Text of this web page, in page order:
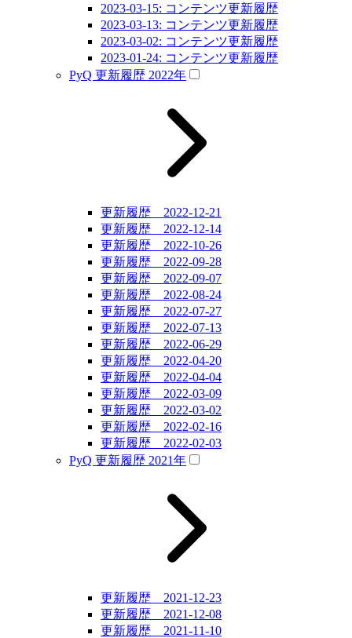
2023-03-15: コンテンツ更新履歴
2023-03-13: コンテンツ更新履歴
2023-03-02: コンテンツ更新履歴
2023-01-24: コンテンツ更新履歴
PyQ 更新履歴 2022年
更新履歴 2022-12-21
更新履歴 2022-12-14
更新履歴 2022-10-26
更新履歴 2022-09-28
更新履歴 2022-09-07
更新履歴 2022-08-24
更新履歴 2022-07-27
更新履歴 2022-07-13
更新履歴 2022-06-29
更新履歴 2022-04-20
更新履歴 2022-04-04
更新履歴 2022-03-09
更新履歴 2022-03-02
更新履歴 2022-02-16
更新履歴 2022-02-03
PyQ 更新履歴 2021年
更新履歴 2021-12-23
更新履歴 2021-12-08
更新履歴 2021-11-10